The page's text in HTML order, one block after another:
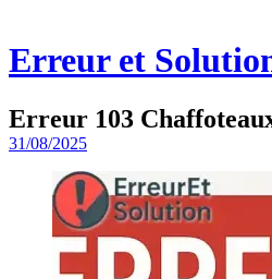
Erreur et
Erreur 103
31/08/2025